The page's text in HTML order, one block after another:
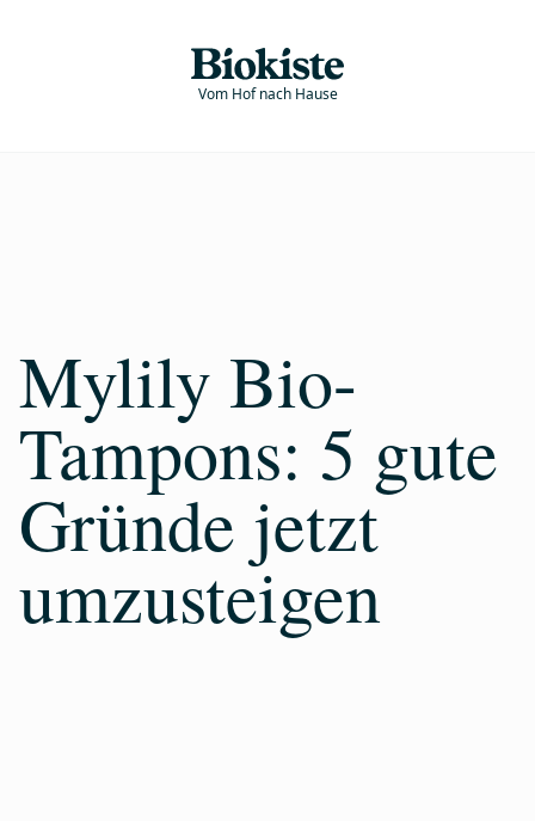
Vom Hof nach Hause
Mylily Bio-
Tampons: 5 gute
Gründe jetzt
umzusteigen